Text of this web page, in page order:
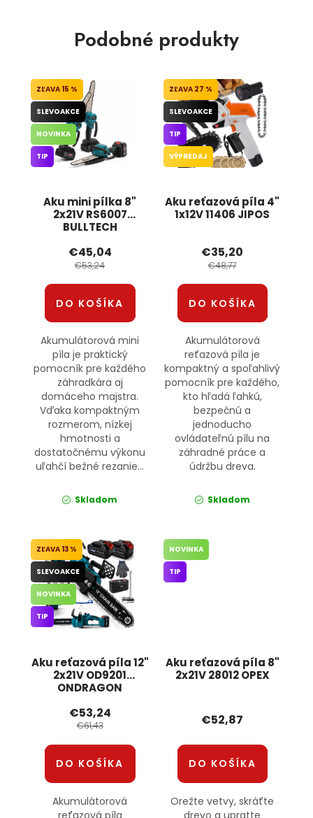
Podobné produkty
Aku mini pílka 8"
2x21V RS6007
BULLTECH
15 %
SLEVOAKCE
NOVINKA
TIP
€45,04
€53,24
DO KOŠÍKA
Akumulátorová mini
píla je praktický
pomocník pre každého
záhradkára aj
domáceho majstra.
Vďaka kompaktným
rozmerom, nízkej
hmotnosti a
dostatočnému výkonu
uľahčí bežné rezanie...
Skladom
Aku reťazová píla 4"
1x12V 11406 JIPOS
27 %
SLEVOAKCE
TIP
VÝPREDAJ
€35,20
€48,77
DO KOŠÍKA
Akumulátorová
reťazová píla je
kompaktný a spoľahlivý
pomocník pre každého,
kto hľadá ľahkú,
bezpečnú a
jednoducho
ovládateľnú pílu na
záhradné práce a
údržbu dreva.
Skladom
Aku reťazová píla 12"
2x21V OD9201
ONDRAGON
13 %
SLEVOAKCE
NOVINKA
TIP
€53,24
€61,43
DO KOŠÍKA
Akumulátorová
reťazová píla
Aku reťazová píla 8"
2x21V 28012 OPEX
NOVINKA
TIP
€52,87
DO KOŠÍKA
Orežte vetvy, skráťte
drevo a upratte